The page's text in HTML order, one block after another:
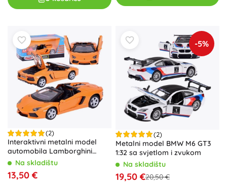
(2)
Interaktivni metalni model
automobila Lamborghini
Aventador Roadster
Na skladištu
13,50 €
-5%
(2)
Metalni model BMW M6 GT3
1:32 sa svjetlom i zvukom
Na skladištu
19,50 €20,50 €